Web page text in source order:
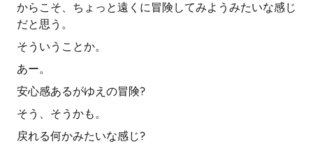
からこそ、ちょっと遠くに冒険してみようみたいな感じ
だと思う。
そういうことか。
あー。
安心感あるがゆえの冒険?
そう、そうかも。
戻れる何かみたいな感じ?